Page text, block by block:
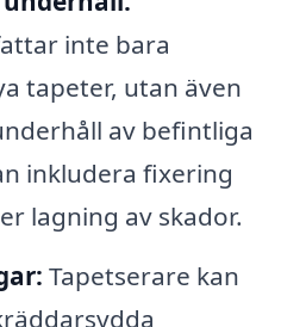
inte bara
tapeter, utan även
av befintliga
inkludera fixering
lagning av skador.
Tapetserare kan